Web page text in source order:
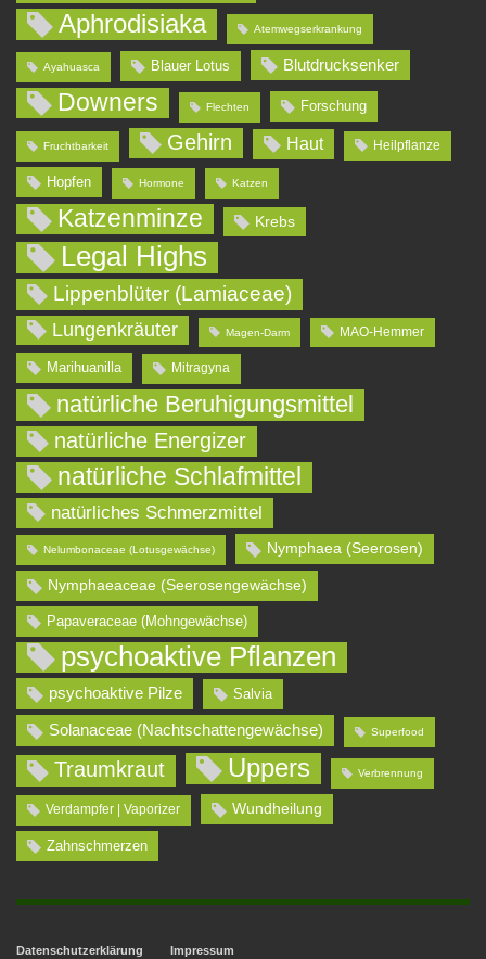
Aphrodisiaka Atemwegserkrankung
Ayahuasca Blauer Lotus Blutdrucksenker
Downers Flechten Forschung
Fruchtbarkeit Gehirn Haut Heilpflanze
Hopfen Hormone Katzen
Katzenminze Krebs
Legal Highs
Lippenblüter (Lamiaceae)
Lungenkräuter Magen-Darm MAO-Hemmer
Marihuanilla Mitragyna
natürliche Beruhigungsmittel
natürliche Energizer
natürliche Schlafmittel
natürliches Schmerzmittel
Nelumbonaceae (Lotusgewächse) Nymphaea (Seerosen)
Nymphaeaceae (Seerosengewächse)
Papaveraceae (Mohngewächse)
psychoaktive Pflanzen
psychoaktive Pilze Salvia
Solanaceae (Nachtschattengewächse) Superfood
Traumkraut Uppers Verbrennung
Verdampfer | Vaporizer Wundheilung
Zahnschmerzen
Datenschutzerklärung Impressum